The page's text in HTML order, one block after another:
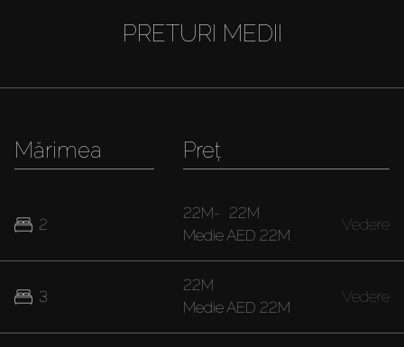
PRETURI MEDII
Mărimea
2
3
Preț
22M- 22M
MedieAED 22M
Vedere
22M
MedieAED 22M
Vedere